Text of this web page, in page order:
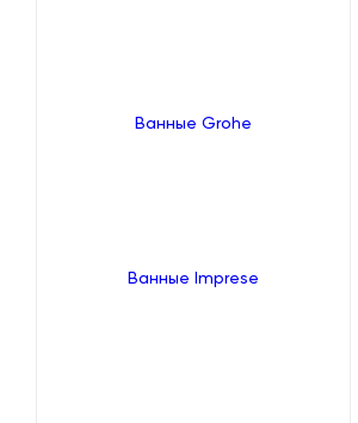
Ванные Grohe
Ванные Imprese